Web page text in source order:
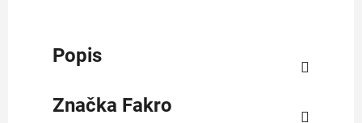
Popis
Značka Fakro